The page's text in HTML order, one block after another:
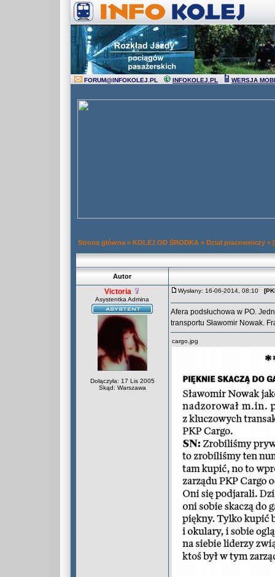
FORUM@INFOKOLEJ.PL INFOKOLEJ.PL WERSJA
Strona główna » KOLEJ OD ŚRODKA » Dział pracowniczy »
Autor
Victoria
Asystentka Admina
Dołączyła: 17 Lis 2005
Skąd: Warszawa
Wysłany: 16-06-2014, 08:10
Afera podsłuchowa w PO.
transportu Sławomir Nowak.
cargo.jpg